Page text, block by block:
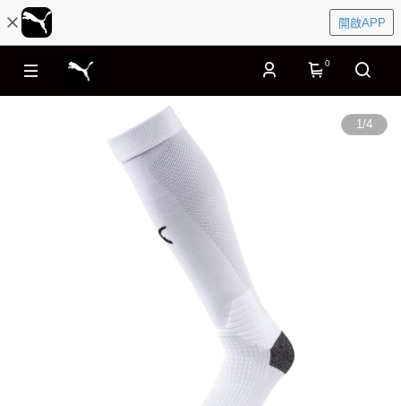
開啟APP
0
1/4